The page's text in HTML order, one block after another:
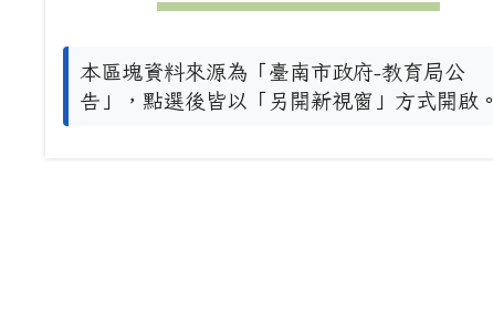
本區塊資料來源為「臺南市政府-教育局公
告」，點選後皆以「另開新視窗」方式開啟。